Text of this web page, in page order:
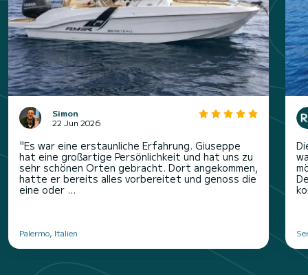
Simon
22 Jun 2026
"Es war eine erstaunliche Erfahrung. Giuseppe
hat eine großartige Persönlichkeit und hat uns zu
sehr schönen Orten gebracht. Dort angekommen,
hatte er bereits alles vorbereitet und genoss die
eine oder ...
Palermo, Italien